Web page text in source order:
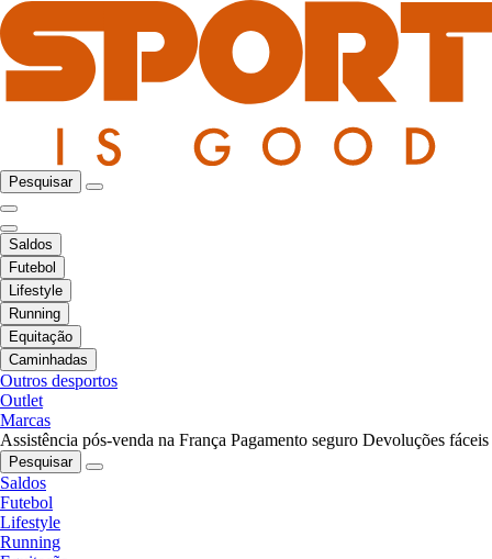
Pesquisar
Saldos
Futebol
Lifestyle
Running
Equitação
Caminhadas
Outros desportos
Outlet
Marcas
Assistência pós-venda na França Pagamento seguro Devoluções fáceis
Pesquisar
Saldos
Futebol
Lifestyle
Running